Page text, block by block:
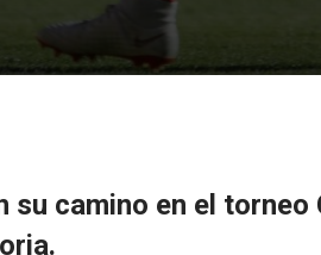
su camino en el